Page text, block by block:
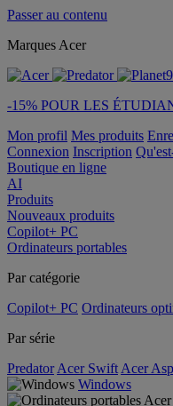
Passer au contenu
Marques Acer
-15% POUR LES
Mon profil Mes produits
Connexion Inscription
Boutique en ligne
AI
Produits
Nouveaux produits
Copilot+ PC
Ordinateurs portables
Par catégorie
Copilot+ PC Ordinateurs
Par série
Predator Acer Swift Acer
Windows